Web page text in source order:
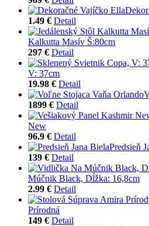
1.49 € Detail
Kalkutta Masív Š:80cm
297 € Detail
V: 37cm
19.98 € Detail
1899 € Detail
New
96.9 € Detail
Predsieň
139 € Detail
Múčnik Black, Dĺžka: 16,8cm
2.99 € Detail
Prírodná
149 € Detail